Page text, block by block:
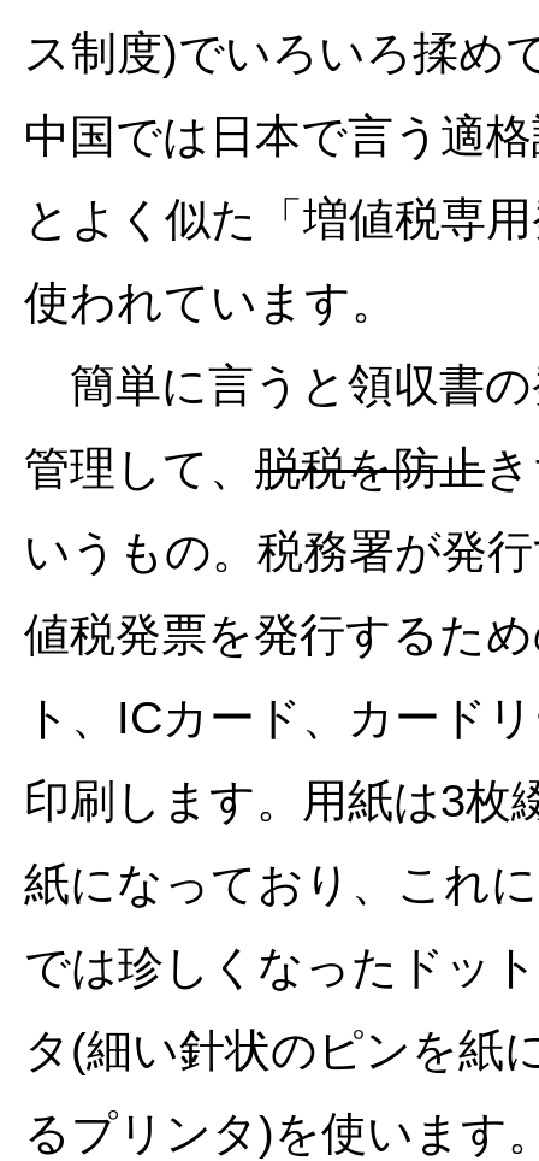
ス制度)でいろいろ揉め
中国では日本で言う適
とよく似た「増値税専
使われています。
簡単に言うと領収書
管理して、 脱税を防止
いうもの。税務署が発
値税発票を発行するた
ト、ICカード、カード
印刷します。用紙は3枚
紙になっており、これ
では珍しくなったドッ
タ(細い針状のピンを紙
るプリンタ)を使います